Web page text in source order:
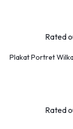
Rated
Plakat Portret
Rated